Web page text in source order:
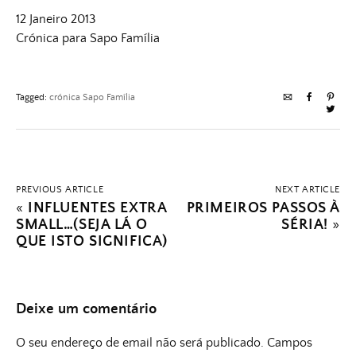
12 Janeiro 2013
Crónica para Sapo Família
Tagged: crónica Sapo Família
PREVIOUS ARTICLE
« INFLUENTES EXTRA
SMALL…(SEJA LÁ O
QUE ISTO SIGNIFICA)
NEXT ARTICLE
PRIMEIROS PASSOS À
SÉRIA! »
Deixe um comentário
O seu endereço de email não será publicado. Campos